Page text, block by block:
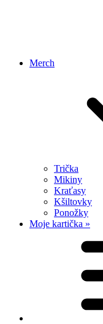
Merch
Trička
Mikiny
Kraťasy
Kšiltovky
Ponožky
Moje kartička »